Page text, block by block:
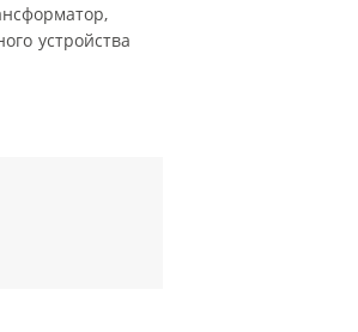
устройства